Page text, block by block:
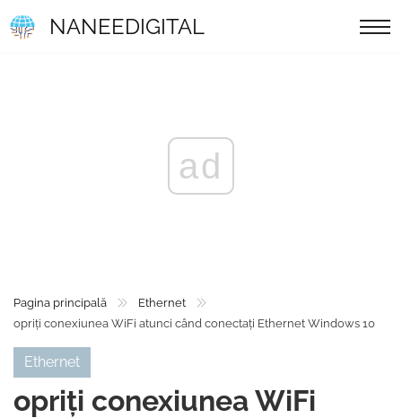
NANEEDIGITAL
ad
Pagina principală
Ethernet
opriți conexiunea WiFi atunci când conectați Ethernet Windows 10
Ethernet
opriți conexiunea WiFi